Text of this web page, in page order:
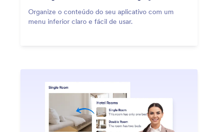
Organize o conteúdo do seu aplicativo com um
menu inferior claro e fácil de usar.